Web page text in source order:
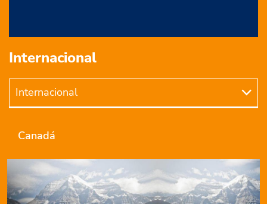
Internacional
Internacional
Canadá